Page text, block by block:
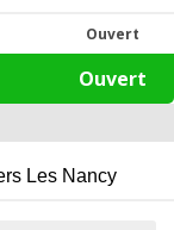
Ouvert
Ouvert
Les Nancy